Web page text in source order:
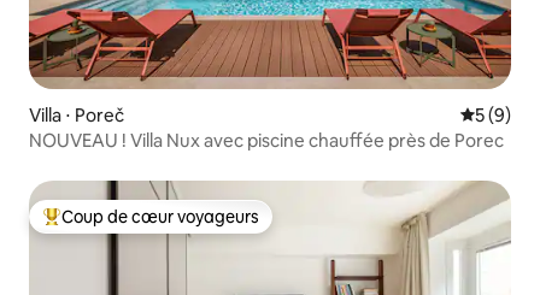
Villa ⋅ Poreč
5 (9)
NOUVEAU ! Villa Nux avec piscine chauffée près de Porec
Coups de cœur voyageurs les plus appréciés
Coup de cœur voyageurs